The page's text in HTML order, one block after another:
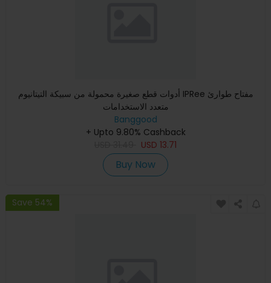
أدوات قطع صغيرة محمولة من سبيكة التيتانيوم IPRee مفتاح طوارئ
متعدد الاستخدامات
Banggood
+ Upto 9.80% Cashback
USD 13.71
Buy Now
Save 54%